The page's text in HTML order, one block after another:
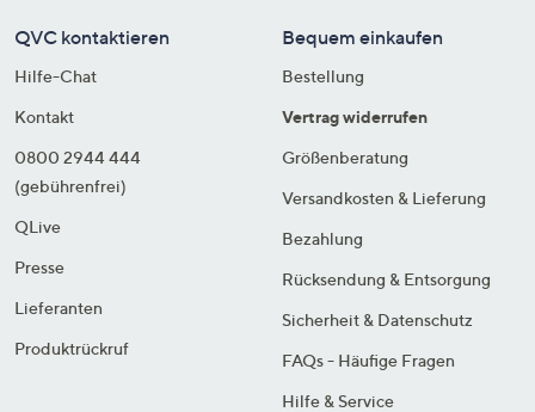
QVC kontaktieren
Hilfe-Chat
Kontakt
0800 2944 444
(gebührenfrei)
QLive
Presse
Lieferanten
Produktrückruf
Bequem einkaufen
Bestellung
Vertrag widerrufen
Größenberatung
Versandkosten & Lieferung
Bezahlung
Rücksendung & Entsorgung
Sicherheit & Datenschutz
FAQs - Häufige Fragen
Hilfe & Service